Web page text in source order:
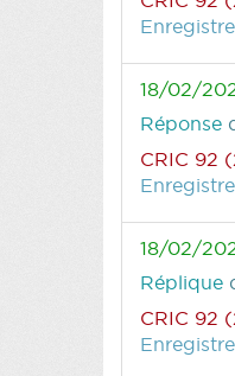
18/02/
Réponse
CRIC 92
18/02/
Réplique
CRIC 92